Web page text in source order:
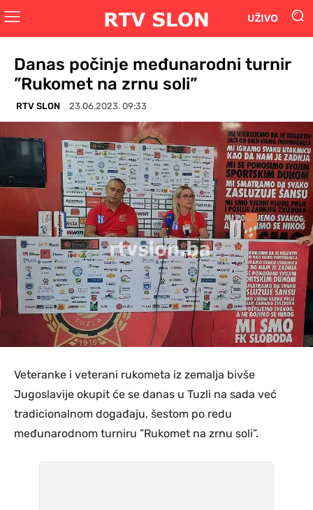
UŽIVO
Danas počinje međunarodni turnir
”Rukomet na zrnu soli”
RTV SLON 23.06.2023. 09:33
Veteranke i veterani rukometa iz zemalja bivše
Jugoslavije okupit će se danas u Tuzli na sada već
tradicionalnom događaju, šestom po redu
međunarodnom turniru ”Rukomet na zrnu soli”.